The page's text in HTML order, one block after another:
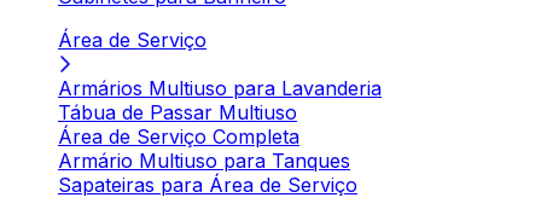
Área de Serviço
Armários Multiuso para Lavanderia
Tábua de Passar Multiuso
Área de Serviço Completa
Armário Multiuso para Tanques
Sapateiras para Área de Serviço